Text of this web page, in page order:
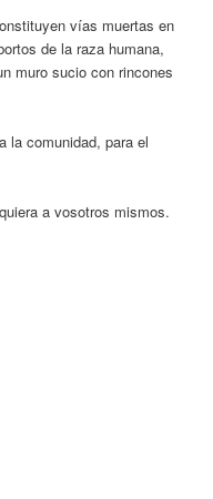
vías muertas en
de la raza humana,
muro sucio con rincones
la comunidad, para el
a vosotros mismos.